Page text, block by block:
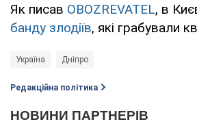
Як писав OBOZREVATEL, в
банду злодіїв, які грабували
Україна Дніпро
Редакційна політика